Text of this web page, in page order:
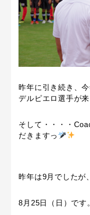
昨年に引き続き、
デルピエロ選手が
そして・・・・
だきますっ
昨年は9月でしたが
8月25日（日）です